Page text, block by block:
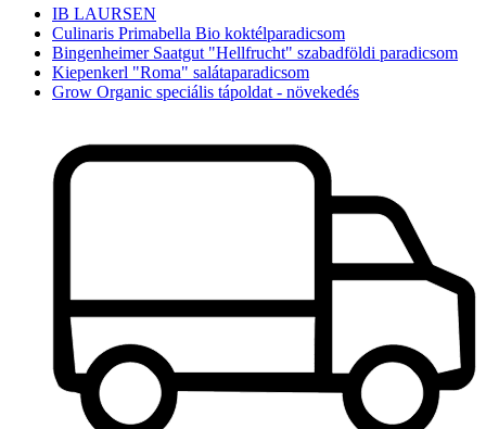
IB LAURSEN
Culinaris Primabella Bio koktélparadicsom
Bingenheimer Saatgut "Hellfrucht" szabadföldi paradicsom
Kiepenkerl "Roma" salátaparadicsom
Grow Organic speciális tápoldat - növekedés